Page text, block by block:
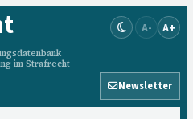
im Strafrecht
A- A+
Newsletter